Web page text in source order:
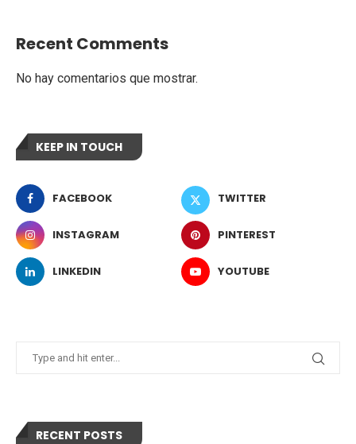
Recent Comments
No hay comentarios que mostrar.
KEEP IN TOUCH
FACEBOOK TWITTER
INSTAGRAM PINTEREST
LINKEDIN YOUTUBE
RECENT POSTS